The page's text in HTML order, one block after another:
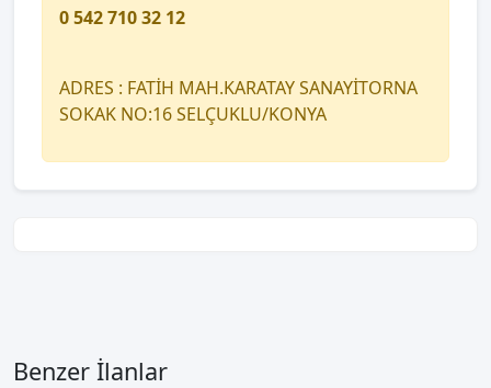
0 542 710 32 12
ADRES : FATİH MAH.KARATAY SANAYİTORNA
SOKAK NO:16 SELÇUKLU/KONYA
Benzer İlanlar